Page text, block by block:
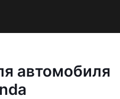
автомобиля